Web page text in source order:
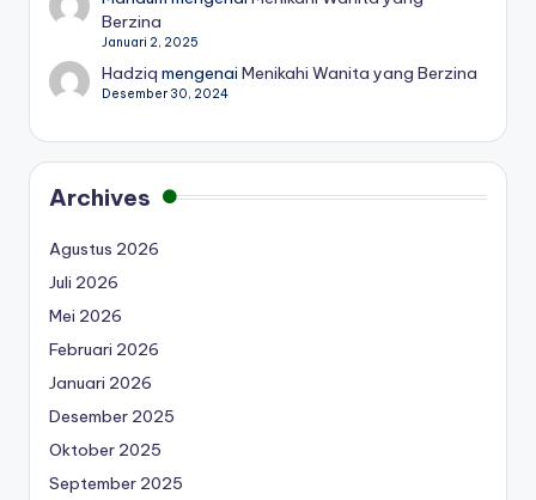
Berzina
Januari 2, 2025
Hadziq mengenaiMenikahi Wanita yang Berzina
Desember 30, 2024
Archives
Agustus 2026
Juli 2026
Mei 2026
Februari 2026
Januari 2026
Desember 2025
Oktober 2025
September 2025